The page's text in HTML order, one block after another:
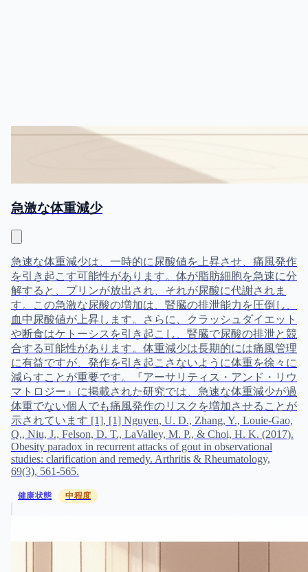
急激な体重減少
急速な体重減少は、一時的に尿酸値を上昇させ、痛風発作
解すると、プリンが放出され、それが尿酸に代謝されま
や断食はケトーシスを引き起こし、腎臓で尿酸の排泄と競
合する可能性があります。体重減少は長期的には痛風管理
に有益ですが、発作を引き起こさないように体重を徐々に
減らすことが重要です。『アーサリティス・アンド・リウ
マトロジー』に掲載された研究では、急速な体重減少が過
体重でない個人でも痛風発作のリスクを増加させることが
示されています [1], [1] Nguyen, U. D., Zhang, Y., Louie-Gao,
Q., Niu, J., Felson, D. T., LaValley, M. P., & Choi, H. K. (2017).
Obesity paradox in recurrent attacks of gout in observational
studies: clarification and remedy. Arthritis & Rheumatology,
69(3), 561-565.
健康状態 中程度